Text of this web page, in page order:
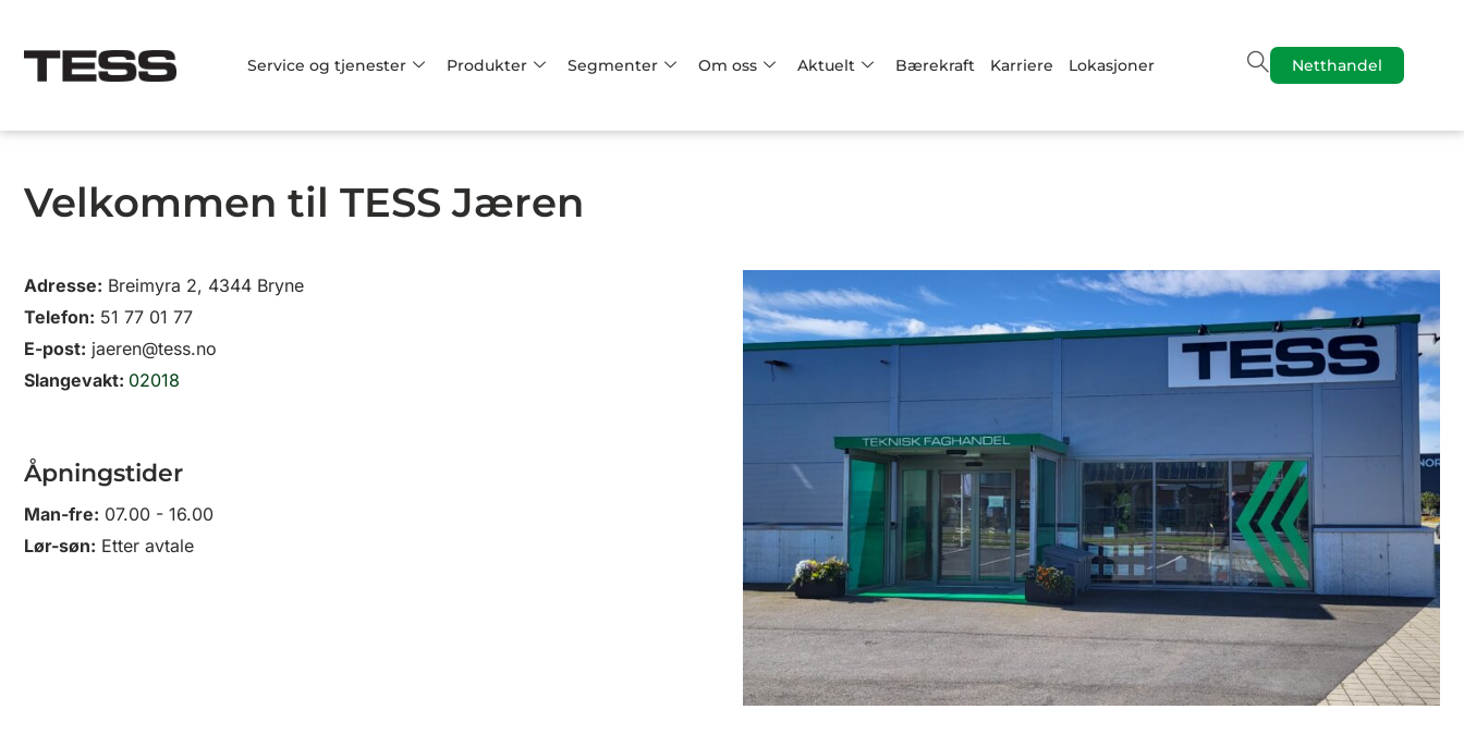
rett
Service og tjenester Produkter Segmenter Om oss Aktuelt Bærekraft Karriere Lokasjoner Netthandel
Velkommen til TESS Jæren
Adresse: Breimyra 2, 4344 Bryne
Telefon: 51 77 01 77
E-post: jaeren@tess.no
Slangevakt: 02018
Åpningstider
Man-fre: 07.00 - 16.00
Lør-søn: Etter avtale